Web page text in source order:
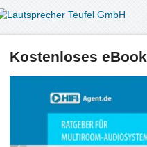
Kostenloses eBook